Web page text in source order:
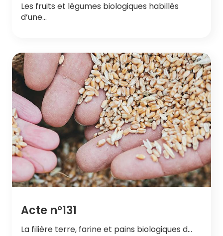
Les fruits et légumes biologiques habillés
d’une…
Acte n°131
La filière terre, farine et pains biologiques d…